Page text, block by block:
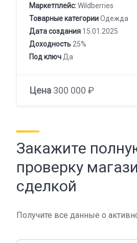
Маркетплейс:Wildberries
Товарные категорииОдежда
Дата создания 15.01.2025
Доходность 25%
Под ключ Да
Цена 300 000 ₽
Закажите
проверку
сделкой
Получите все данные о